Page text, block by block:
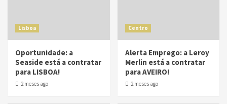
Lisboa
Oportunidade: a
Seaside está a contratar
para LISBOA!
2 meses ago
Centro
Alerta Emprego: a Leroy
Merlin está a contratar
para AVEIRO!
2 meses ago